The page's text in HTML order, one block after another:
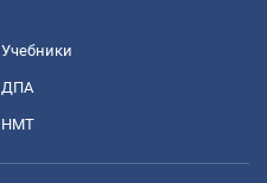
Учебники
ДПА
НМТ